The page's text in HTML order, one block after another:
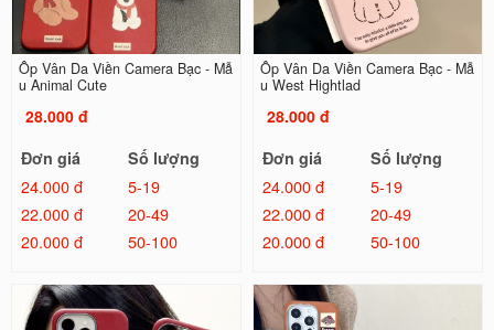
Ốp Vân Da Viền Camera Bạc - Mẫ
u Animal Cute
28.000 đ
Đơn giá
Số lượng
24.000 đ
5-19
22.000 đ
20-49
20.000 đ
50-100
Ốp Vân Da Viền Camera Bạc - Mẫ
u West Hightlad
28.000 đ
Đơn giá
Số lượng
24.000 đ
5-19
22.000 đ
20-49
20.000 đ
50-100